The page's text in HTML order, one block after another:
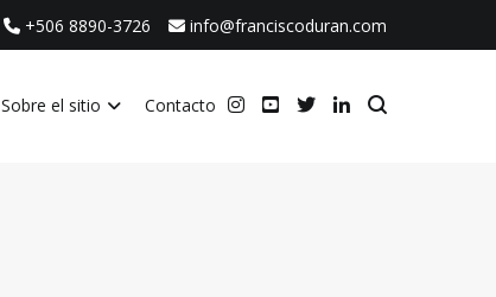
+506 8890-3726 info@franciscoduran.com
Sobre el sitio Contacto